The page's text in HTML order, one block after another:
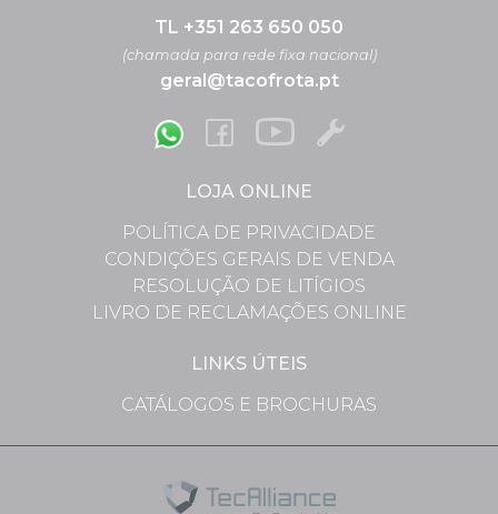
TL +351 263 650 050
(chamada para rede fixa nacional)
geral@tacofrota.pt
LOJA ONLINE
POLÍTICA DE PRIVACIDADE
CONDIÇÕES GERAIS DE VENDA
RESOLUÇÃO DE LITÍGIOS
LIVRO DE RECLAMAÇÕES ONLINE
LINKS ÚTEIS
CATÁLOGOS E BROCHURAS